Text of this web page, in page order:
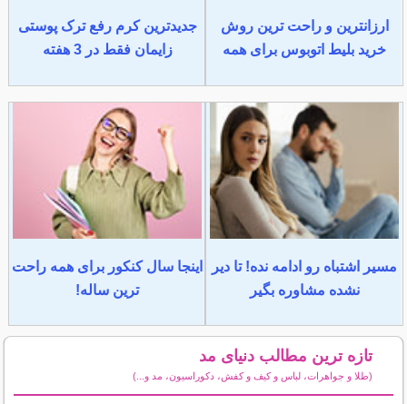
ارزانترین و راحت ترین روش
خرید بلیط اتوبوس برای همه
جدیدترین کرم رفع ترک پوستی
زایمان فقط در 3 هفته
مسیر اشتباه رو ادامه نده! تا دیر
نشده مشاوره بگیر
اینجا سال کنکور برای همه راحت
ترین ساله!
تازه ترین مطالب دنیای مد
(طلا و جواهرات، لباس و کیف و کفش، دکوراسیون، مد و...)